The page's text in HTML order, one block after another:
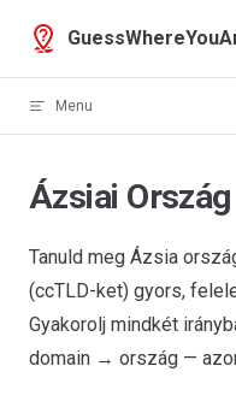
Skip to content
Menu
Ázsiai
Tanuld meg Ázsia
(ccTLD-ket) gyors,
Gyakorolj mindkét
domain → ország —